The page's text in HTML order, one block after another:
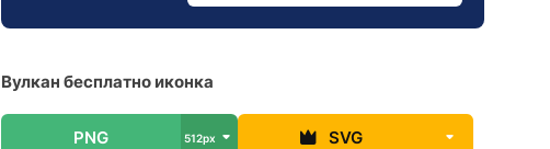
Вулкан бесплатно иконка
PNG 512px SVG